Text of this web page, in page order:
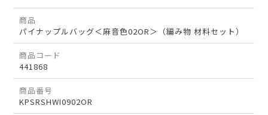
商品
パイナップルバッグ＜麻音色02OR＞（編み物 材料セット）
商品コード
441868
商品番号
KPSRSHWI0902OR